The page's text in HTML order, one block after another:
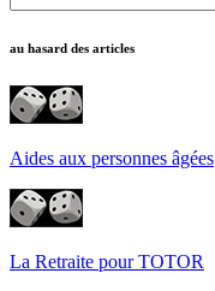
au hasard des articles
Aides aux personnes âgées
La Retraite pour TOTOR